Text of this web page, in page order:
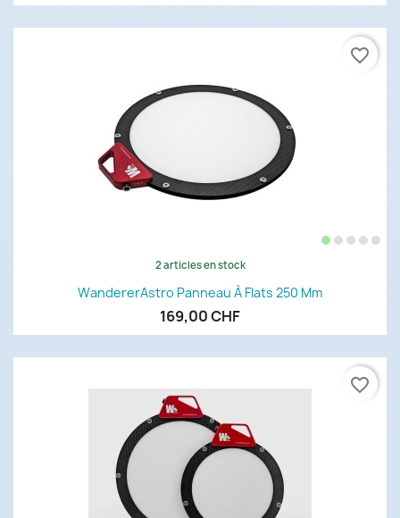
2 articles en stock
WandererAstro Panneau À Flats 250 Mm
169,00 CHF
favorite_border
favorite_border